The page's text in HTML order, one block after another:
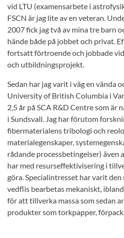
vid LTU (examensarbete i
FSCN är jag lite av en veteran.
2007 fick jag två av mina tre barn
hände både på jobbet och privat.
fortsatt förtroende och jobbade
och utbildningsprojekt.
Sedan har jag varit i väg en vända
University of British Columbia i
2,5 år på SCA R&D Centre som är
i Sundsvall. Jag har förutom
fibermaterialens tribologi och
materialegenskaper,
rådande processbetingelser)
har med resurseffektivisering i
göra. Specialintresset har varit
vedflis bearbetas mekaniskt,
för att tillverka massa som sedan
produkter som torkpapper,